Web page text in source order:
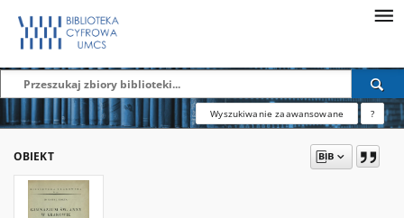
Wyszukiwanie zaawansowane ?
OBIEKT